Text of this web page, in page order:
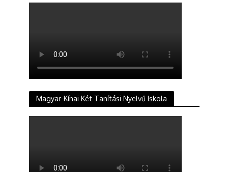
Magyar-Kínai Két Tanítási Nyelvű Iskola